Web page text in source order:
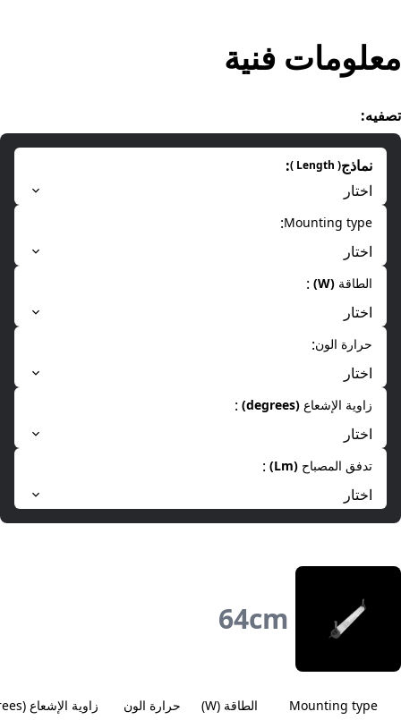
معلومات فنیة
تصفیه:
نماذج(
Length
)
:
اختار
Mounting type
:
اختار
الطاقة (
W
)
:
اختار
حرارة الون:
اختار
زاوية الإشعاع (
degrees
)
:
اختار
تدفق المصباح (
Lm
)
:
اختار
64cm
Mounting type الطاقة (
W
) حرارة الون زاوية الإشعاع (